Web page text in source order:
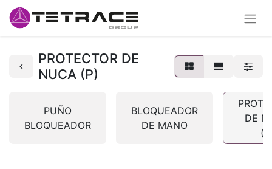
PROTECTOR DE
NUCA (P)
PUÑO
BLOQUEADOR
BLOQUEADOR
DE MANO
DE